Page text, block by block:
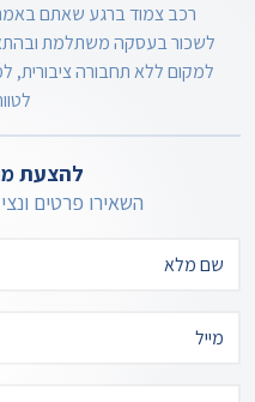
רכב צמוד ברגע שאתם באמת
לשכור בעסקה משתלמת
למקום ללא תחבורה ציבורית,
להצעת
השאירו פרטים